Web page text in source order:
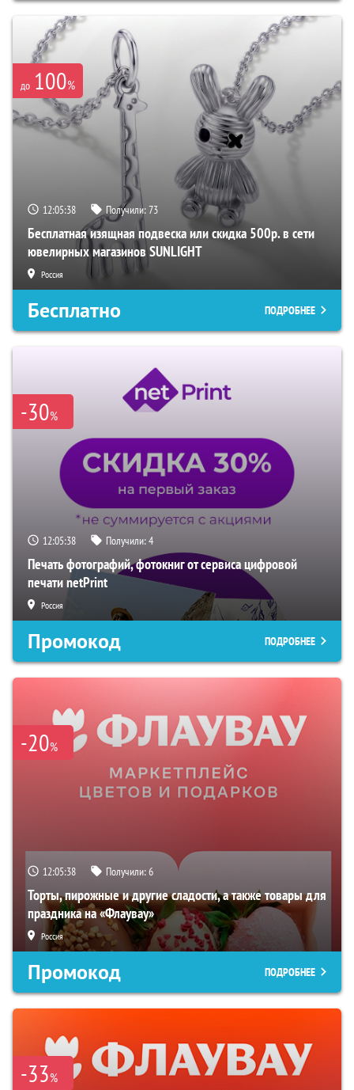
до 100%
12:05:38 Получили:73
Бесплатная изящная подвеска или скидка 500р. в сети
ювелирных магазинов SUNLIGHT
Россия
Бесплатно ПОДРОБНЕЕ
-30%
12:05:38 Получили:4
Печать фотографий, фотокниг от сервиса цифровой
печати netPrint
Россия
Промокод ПОДРОБНЕЕ
-20%
12:05:38 Получили:6
Торты, пирожные и другие сладости, а также товары для
праздника на «Флаувау»
Россия
Промокод ПОДРОБНЕЕ
-33%